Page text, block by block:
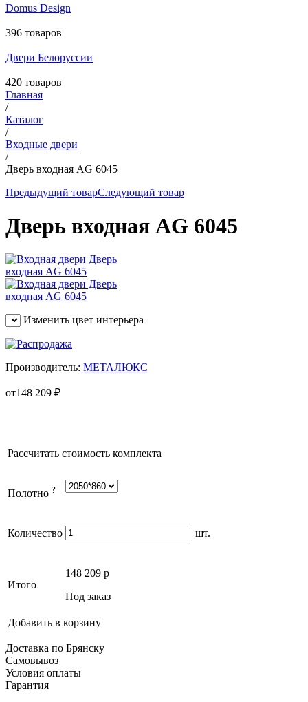
Domus Design
396 товаров
Двери Белоруссии
420 товаров
Главная
/
Каталог
/
Входные двери
/
Дверь входная AG 6045
Предыдущий товарСледующий товар
Дверь входная AG 6045
Изменить цвет интерьера
Производитель: МЕТАЛЮКС
от148 209 ₽
Рассчитать стоимость комплекта
Полотно ?
Количество шт.
Итого
148 209 p
Под заказ
Добавить в корзину
Доставка по Брянску
Самовывоз
Условия оплаты
Гарантия